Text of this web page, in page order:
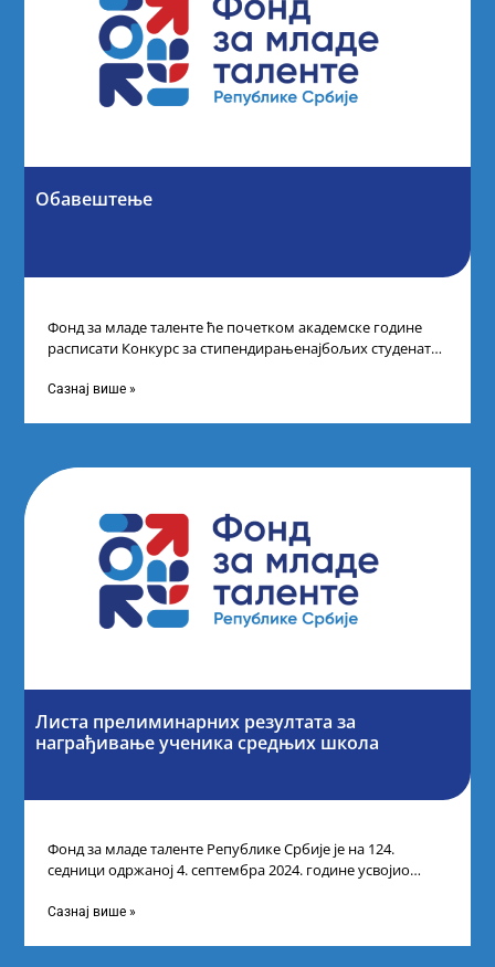
Обавештење
Фонд за младе таленте ће почетком академске године
расписати Конкурс за стипендирањенајбољих студената
Сазнај више »
Листа прелиминарних резултата за
награђивање ученика средњих школа
Фонд за младе таленте Републике Србије је на 124.
седници одржаној 4. септембра 2024. године усвојио
Сазнај више »